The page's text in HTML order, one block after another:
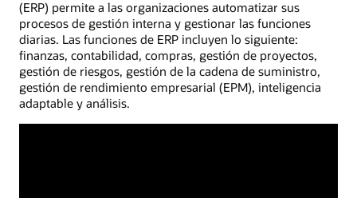
(ERP) permite a las organizaciones automatizar sus
procesos de gestión interna y gestionar las funciones
diarias. Las funciones de ERP incluyen lo siguiente:
finanzas, contabilidad, compras, gestión de proyectos,
gestión de riesgos, gestión de la cadena de suministro,
gestión de rendimiento empresarial (EPM), inteligencia
adaptable y análisis.